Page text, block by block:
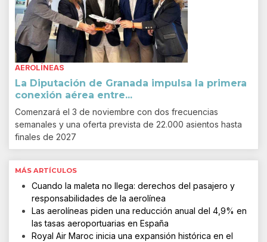
AEROLÍNEAS
La Diputación de Granada impulsa la primera
conexión aérea entre...
Comenzará el 3 de noviembre con dos frecuencias
semanales y una oferta prevista de 22.000 asientos hasta
finales de 2027
MÁS ARTÍCULOS
Cuando la maleta no llega: derechos del pasajero y
responsabilidades de la aerolínea
Las aerolíneas piden una reducción anual del 4,9% en
las tasas aeroportuarias en España
Royal Air Maroc inicia una expansión histórica en el